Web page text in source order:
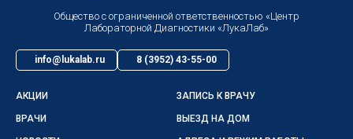
Общество с ограниченной ответственностью «Центр
Лабораторной Диагностики «ЛукаЛаб»
info@lukalab.ru 8 (3952) 43-55-00
АКЦИИ ЗАПИСЬ К ВРАЧУ
ВРАЧИ ВЫЕЗД НА ДОМ